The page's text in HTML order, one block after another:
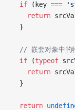
  if
(key ===
    return
  }
// 嵌套对象中的
  if
(typeof
    return
  }
  return